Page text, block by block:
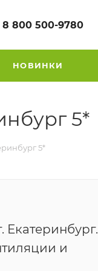
8 800 500-9780
НОВИНКИ
5*
5*
Екатеринбург.
и